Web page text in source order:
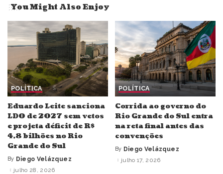
You Might Also Enjoy
POLÍTICA
Eduardo Leite sanciona
LDO de 2027 sem vetos
e projeta déficit de R$
4,8 bilhões no Rio
Grande do Sul
Posted
by
By Diego Velázquez
julho 28, 2026
POLÍTICA
Corrida ao governo do
Rio Grande do Sul entra
na reta final antes das
convenções
Posted
by
By Diego Velázquez
julho 17, 2026